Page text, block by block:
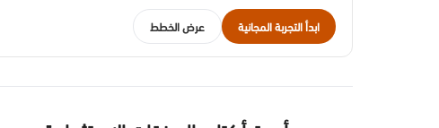
ابدأ التجربة المجانية عرض الخطط